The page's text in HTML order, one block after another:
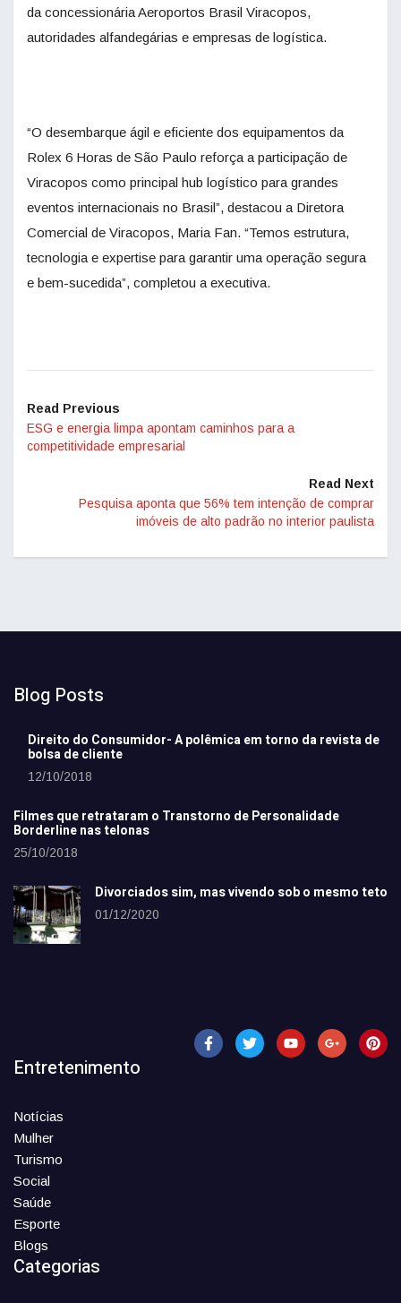
da concessionária Aeroportos Brasil Viracopos,
autoridades alfandegárias e empresas de logística.
“O desembarque ágil e eficiente dos equipamentos da
Rolex 6 Horas de São Paulo reforça a participação de
Viracopos como principal hub logístico para grandes
eventos internacionais no Brasil”, destacou a Diretora
Comercial de Viracopos, Maria Fan. “Temos estrutura,
tecnologia e expertise para garantir uma operação segura
e bem-sucedida”, completou a executiva.
Read Previous
ESG e energia limpa apontam caminhos para a
competitividade empresarial
Read Next
Pesquisa aponta que 56% tem intenção de comprar
imóveis de alto padrão no interior paulista
Blog Posts
Direito do Consumidor- A polêmica em torno da revista de
bolsa de cliente
12/10/2018
Filmes que retrataram o Transtorno de Personalidade
Borderline nas telonas
25/10/2018
Divorciados sim, mas vivendo sob o mesmo teto
01/12/2020
Entretenimento
Notícias
Mulher
Turismo
Social
Saúde
Esporte
Blogs
Categorias